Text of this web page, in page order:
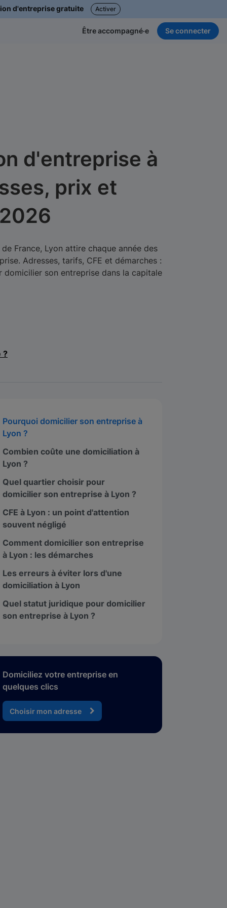
d'entreprise gratuite Activer
Être accompagné·e Se connecter
d'entreprise à
prix et
France, Lyon attire chaque année des
Adresses, tarifs, CFE et démarches :
son entreprise dans la capitale
?
Paris 8
Pourquoi domicilier son entreprise à
Lyon ?
Combien coûte une domiciliation à
Lyon ?
Quel quartier choisir pour
domicilier son entreprise à Lyon ?
CFE à Lyon : un point d'attention
souvent négligé
Comment domicilier son entreprise
à Lyon : les démarches
Les erreurs à éviter lors d'une
domiciliation à Lyon
Quel statut juridique pour domicilier
son entreprise à Lyon ?
Domiciliez votre entreprise en
quelques clics
Choisir mon adresse